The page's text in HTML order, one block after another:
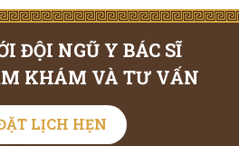
ĐỘI NGŨ Y BÁC SĨ
KHÁM VÀ TƯ VẤN
LỊCH HẸN